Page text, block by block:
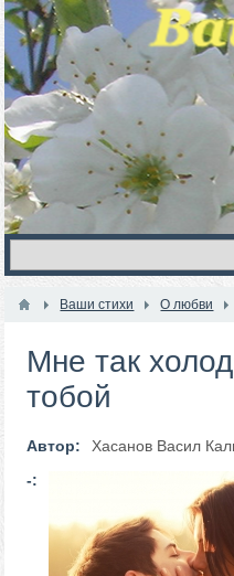
Ваши стихи О любви
Мне так
тобой
Автор:
Хасанов Васил
-: